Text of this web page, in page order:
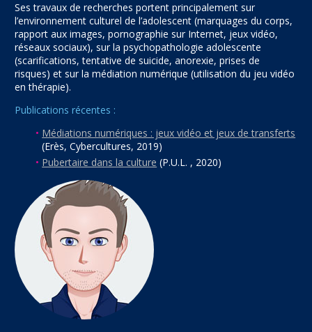
Ses travaux de recherches portent principalement sur
l’environnement culturel de l’adolescent (marquages du corps,
rapport aux images, pornographie sur Internet, jeux vidéo,
réseaux sociaux), sur la psychopathologie adolescente
(scarifications, tentative de suicide, anorexie, prises de
risques) et sur la médiation numérique (utilisation du jeu vidéo
en thérapie).
Publications récentes :
Médiations numériques : jeux vidéo et jeux de transferts
(Erès, Cybercultures, 2019)
Pubertaire dans la culture (P.U.L. , 2020)